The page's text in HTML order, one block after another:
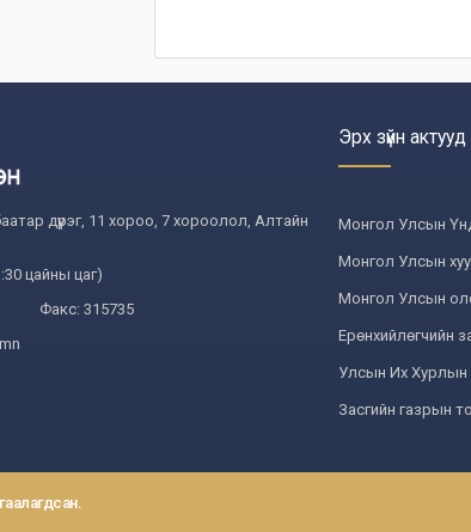
дүүрэг, 11 хороо, 7 хороолол, Алтайн
цайны цаг)
Факс: 315735
Эрх зүйн актууд
Монгол Улсын
Монгол Улсын
Монгол Улсын
Ерөнхийлөгчийн
Улсын Их Хурлын
Засгийн газрын